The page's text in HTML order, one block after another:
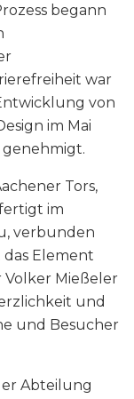
begann
war
von
im Mai
genehmigt.
Tors,
im
verbunden
Element
Volker Mießeler
und
und Besucher
Abteilung